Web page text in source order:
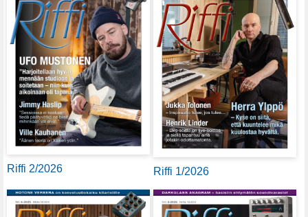
Riffi 2/2026 Riffi 1/2026